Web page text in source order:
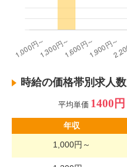
時給の価格帯別求人数
平均単価 1400円
年収
1,000円～